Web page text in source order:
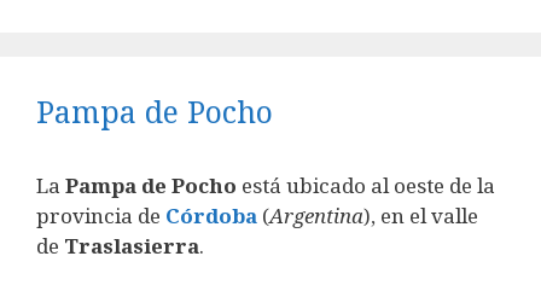
Pampa de Pocho
La Pampa de Pocho está ubicado al oeste de la
provincia de Córdoba (Argentina), en el valle
de Traslasierra.